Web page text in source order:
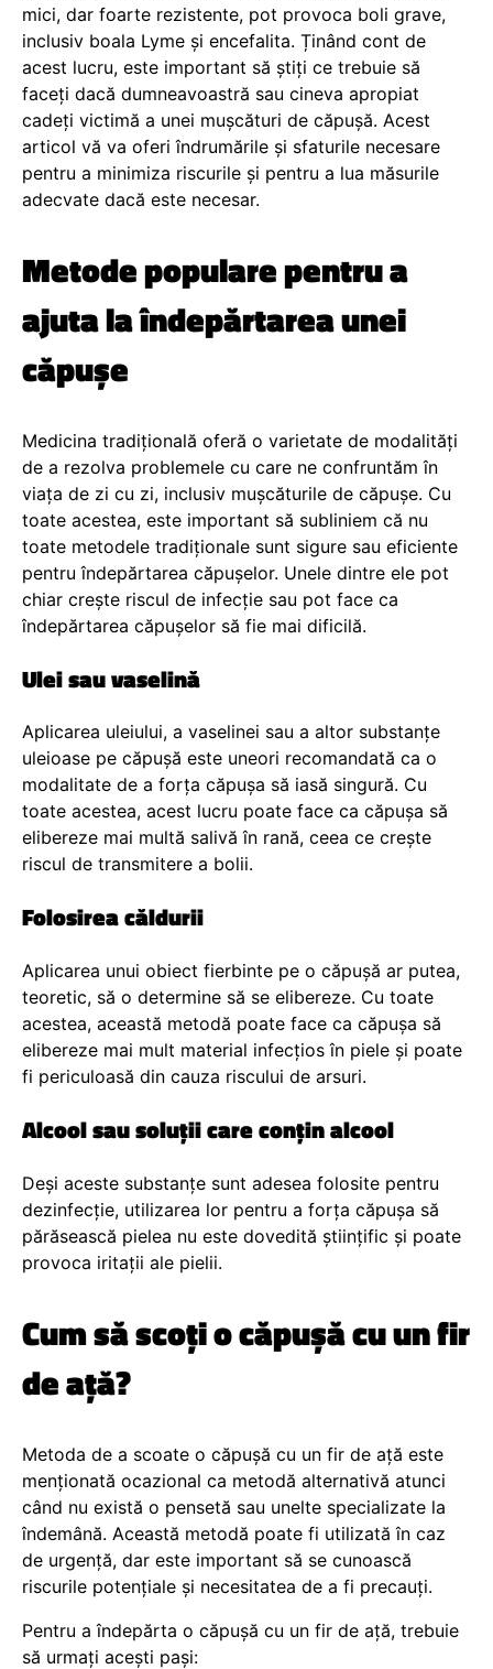
mici, dar foarte rezistente, pot provoca boli grave,
inclusiv boala Lyme și encefalita. Ținând cont de
acest lucru, este important să știți ce trebuie să
faceți dacă dumneavoastră sau cineva apropiat
cadeți victimă a unei mușcături de căpușă. Acest
articol vă va oferi îndrumările și sfaturile necesare
pentru a minimiza riscurile și pentru a lua măsurile
adecvate dacă este necesar.
Metode populare pentru a
ajuta la îndepărtarea unei
căpușe
Medicina tradițională oferă o varietate de modalități
de a rezolva problemele cu care ne confruntăm în
viața de zi cu zi, inclusiv mușcăturile de căpușe. Cu
toate acestea, este important să subliniem că nu
toate metodele tradiționale sunt sigure sau eficiente
pentru îndepărtarea căpușelor. Unele dintre ele pot
chiar crește riscul de infecție sau pot face ca
îndepărtarea căpușelor să fie mai dificilă.
Ulei sau vaselină
Aplicarea uleiului, a vaselinei sau a altor substanțe
uleioase pe căpușă este uneori recomandată ca o
modalitate de a forța căpușa să iasă singură. Cu
toate acestea, acest lucru poate face ca căpușa să
elibereze mai multă salivă în rană, ceea ce crește
riscul de transmitere a bolii.
Folosirea căldurii
Aplicarea unui obiect fierbinte pe o căpușă ar putea,
teoretic, să o determine să se elibereze. Cu toate
acestea, această metodă poate face ca căpușa să
elibereze mai mult material infecțios în piele și poate
fi periculoasă din cauza riscului de arsuri.
Alcool sau soluții care conțin alcool
Deși aceste substanțe sunt adesea folosite pentru
dezinfecție, utilizarea lor pentru a forța căpușa să
părăsească pielea nu este dovedită științific și poate
provoca iritații ale pielii.
Cum să scoți o căpușă cu un fir
de ață?
Metoda de a scoate o căpușă cu un fir de ață este
menționată ocazional ca metodă alternativă atunci
când nu există o pensetă sau unelte specializate la
îndemână. Această metodă poate fi utilizată în caz
de urgență, dar este important să se cunoască
riscurile potențiale și necesitatea de a fi precauți.
Pentru a îndepărta o căpușă cu un fir de ață, trebuie
să urmați acești pași: